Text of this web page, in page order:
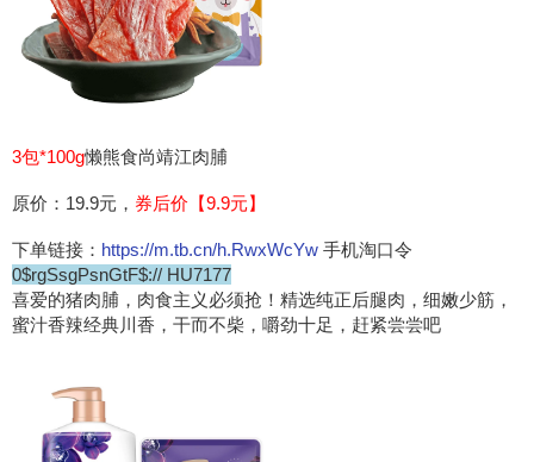
3包*100g懒熊食尚靖江肉脯
原价：19.9元， 券后价【9.9元】
下单链接： https://m.tb.cn/h.RwxWcYw 手机淘口令
0$rgSsgPsnGtF$:// HU7177
喜爱的猪肉脯，肉食主义必须抢！精选纯正后腿肉，细嫩少筋，
蜜汁香辣经典川香，干而不柴，嚼劲十足，赶紧尝尝吧